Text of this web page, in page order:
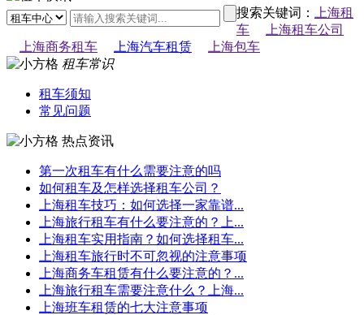
搜索关键词：
上海租
车
上海租车公司
上海商务租车
上海汽车租赁
上海包车
租车常识
租车须知
常见问题
热点资讯
第一次租车有什么需要注意的吗
如何租车及怎样选择租车公司？
上海租车技巧：如何选择一家靠谱...
上海旅行租车有什么要注意的？上...
上海租车实用指南？如何选择租车...
上海租车旅行时不可忽视的注意事项
上海商务车租赁有什么要注意的？...
上海旅行租车需要注意什么？上海...
上海班车租赁的七大注意事项